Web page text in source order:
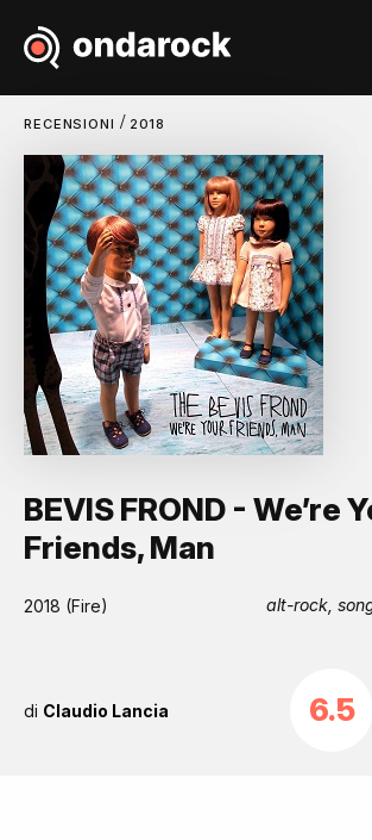
RECENSIONI / 2018
BEVIS FROND - We’re
Friends, Man
2018 (Fire) alt-rock,
di Claudio Lancia 6.5